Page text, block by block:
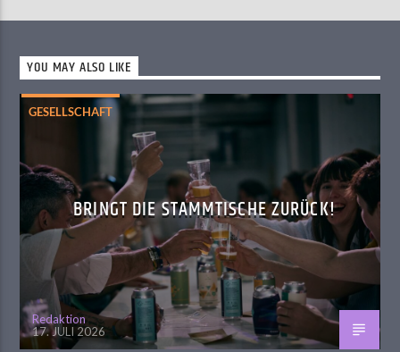
YOU MAY ALSO LIKE
GESELLSCHAFT
BRINGT DIE STAMMTISCHE ZURÜCK!
Redaktion
17. JULI 2026